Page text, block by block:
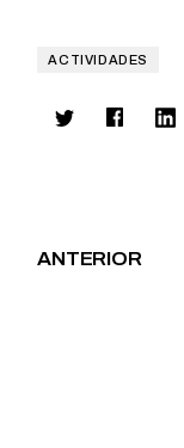
ACTIVIDADES
ANTERIOR